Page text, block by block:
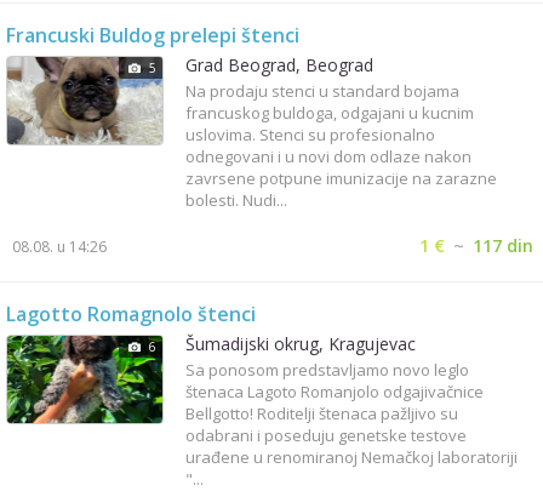
Francuski Buldog prelepi štenci
5 Grad Beograd, Beograd
Na prodaju stenci u standard bojama
francuskog buldoga, odgajani u kucnim
uslovima. Stenci su profesionalno
odnegovani i u novi dom odlaze nakon
zavrsene potpune imunizacije na zarazne
bolesti. Nudi...
1 € ~ 117 din
08.08. u 14:26
Lagotto Romagnolo štenci
6 Šumadijski okrug, Kragujevac
Sa ponosom predstavljamo novo leglo
štenaca Lagoto Romanjolo odgajivačnice
Bellgotto! Roditelji štenaca pažljivo su
odabrani i poseduju genetske testove
urađene u renomiranoj Nemačkoj laboratoriji
"...